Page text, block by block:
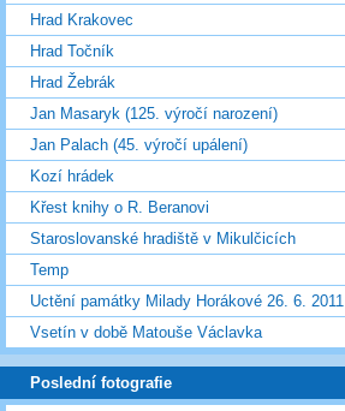
Hrad Krakovec
Hrad Točník
Hrad Žebrák
Jan Masaryk (125. výročí narození)
Jan Palach (45. výročí upálení)
Kozí hrádek
Křest knihy o R. Beranovi
Staroslovanské hradiště v Mikulčicích
Temp
Uctění památky Milady Horákové 26. 6. 2011
Vsetín v době Matouše Václavka
Poslední fotografie